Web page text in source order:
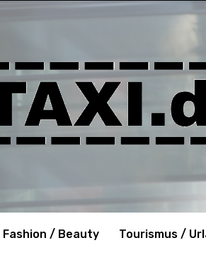
Fashion / Beauty Tourismus /